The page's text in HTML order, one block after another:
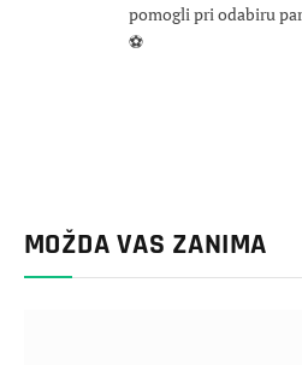
pomogli pri odabiru
⚽
MOŽDA VAS ZANIMA